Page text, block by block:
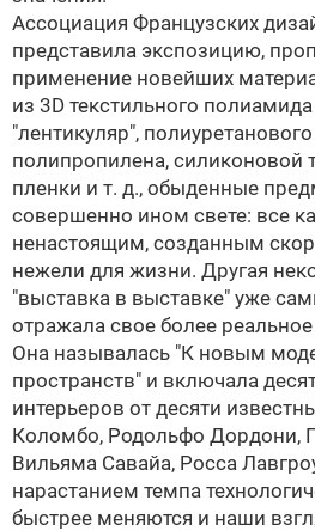
Ассоциация Французских
представила экспозицию,
применение новейших
из 3D текстильного
"лентикуляр",
полипропилена, силиконовой
пленки и т. д., обыденные
совершенно ином свете: все
ненастоящим, созданным
нежели для жизни. Другая
"выставка в выставке" уже
отражала свое более
Она называлась "К новым
пространств" и включала
интерьеров от десяти
Коломбо, Родольфо Дордони,
Вильяма Савайа, Росса
нарастанием темпа
быстрее меняются и наши